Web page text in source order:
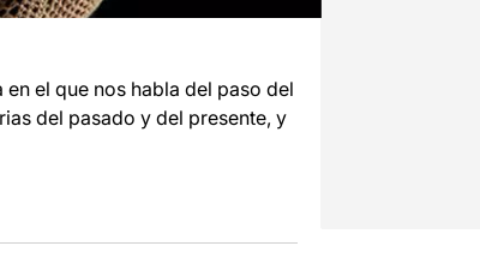
el que nos habla del paso del
del pasado y del presente, y